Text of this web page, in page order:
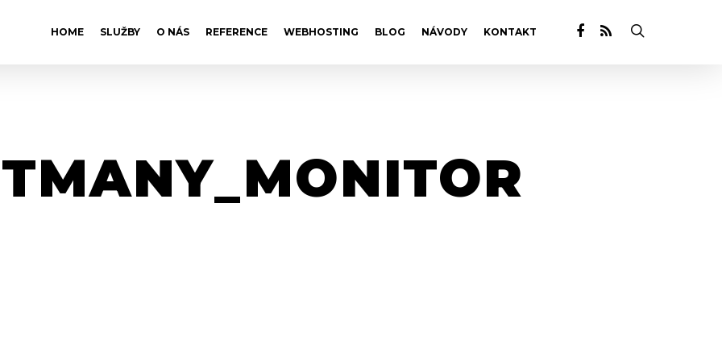
HOME SLUŽBY O NÁS REFERENCE WEBHOSTING BLOG NÁVODY KONTAKT